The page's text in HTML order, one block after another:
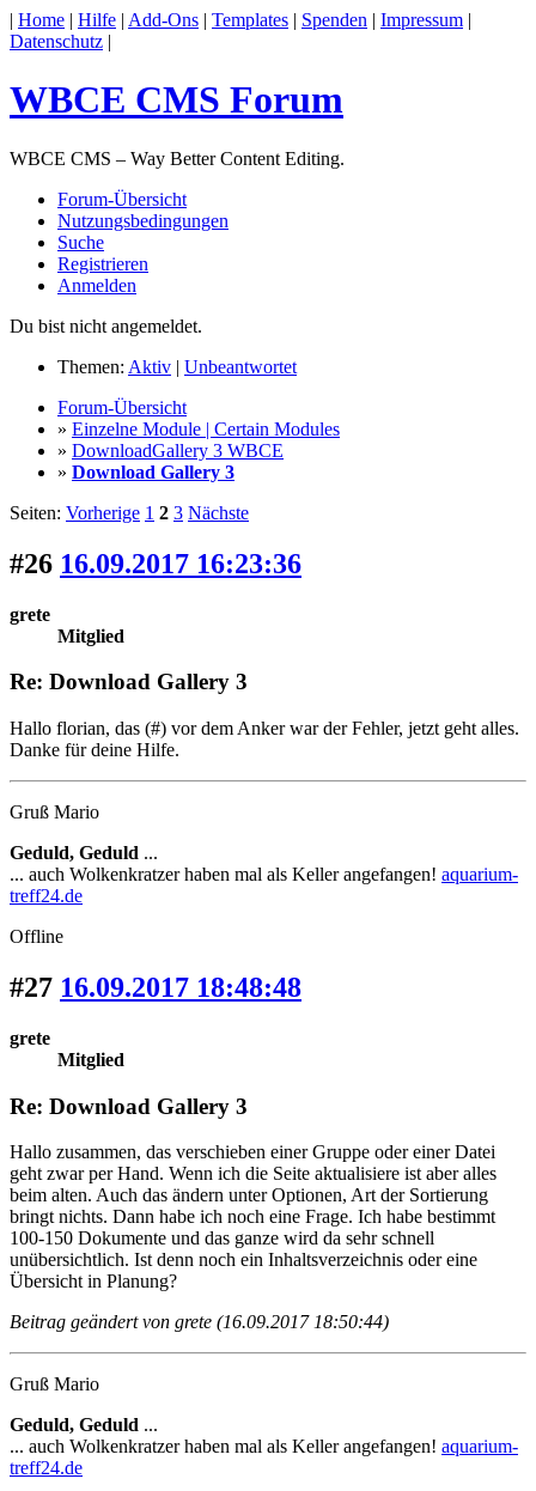
| Home | Hilfe | Add-Ons | Templates | Spenden | Impressum |
Datenschutz |
WBCE CMS Forum
WBCE CMS – Way Better Content Editing.
Forum-Übersicht
Nutzungsbedingungen
Suche
Registrieren
Anmelden
Du bist nicht angemeldet.
Themen: Aktiv | Unbeantwortet
Forum-Übersicht
» Einzelne Module | Certain Modules
» DownloadGallery 3 WBCE
» Download Gallery 3
Seiten: Vorherige 1 2 3 Nächste
#26 16.09.2017 16:23:36
grete
Mitglied
Re: Download Gallery 3
Hallo florian, das (#) vor dem Anker war der Fehler, jetzt geht alles.
Danke für deine Hilfe.
Gruß Mario
Geduld, Geduld ...
... auch Wolkenkratzer haben mal als Keller angefangen! aquarium-
treff24.de
Offline
#27 16.09.2017 18:48:48
grete
Mitglied
Re: Download Gallery 3
Hallo zusammen, das verschieben einer Gruppe oder einer Datei
geht zwar per Hand. Wenn ich die Seite aktualisiere ist aber alles
beim alten. Auch das ändern unter Optionen, Art der Sortierung
bringt nichts. Dann habe ich noch eine Frage. Ich habe bestimmt
100-150 Dokumente und das ganze wird da sehr schnell
unübersichtlich. Ist denn noch ein Inhaltsverzeichnis oder eine
Übersicht in Planung?
Beitrag geändert von grete (16.09.2017 18:50:44)
Gruß Mario
Geduld, Geduld ...
... auch Wolkenkratzer haben mal als Keller angefangen! aquarium-
treff24.de